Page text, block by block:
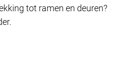
tot ramen en deuren?